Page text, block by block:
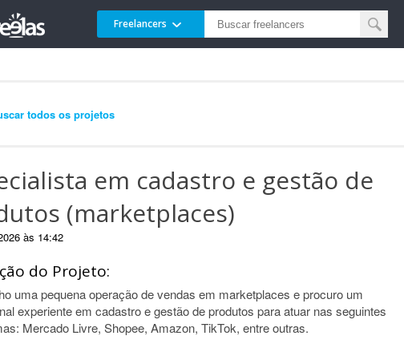
Freelancers
todos os projetos
em cadastro e gestão de
(marketplaces)
às 14:42
do Projeto:
uma pequena operação de vendas em marketplaces e procuro um
experiente em cadastro e gestão de produtos para atuar nas seguintes
Mercado Livre, Shopee, Amazon, TikTok, entre outras.